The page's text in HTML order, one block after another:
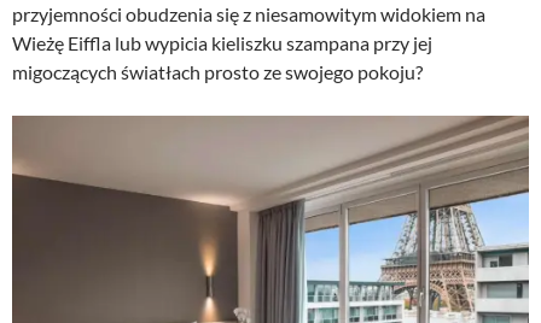
przyjemności obudzenia się z niesamowitym widokiem na
Wieżę Eiffla lub wypicia kieliszku szampana przy jej
migoczących światłach prosto ze swojego pokoju?